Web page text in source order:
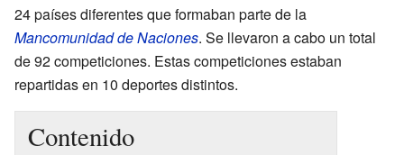
24 países diferentes que formaban parte de la
Mancomunidad de Naciones. Se llevaron a cabo un total
de 92 competiciones. Estas competiciones estaban
repartidas en 10 deportes distintos.
Contenido